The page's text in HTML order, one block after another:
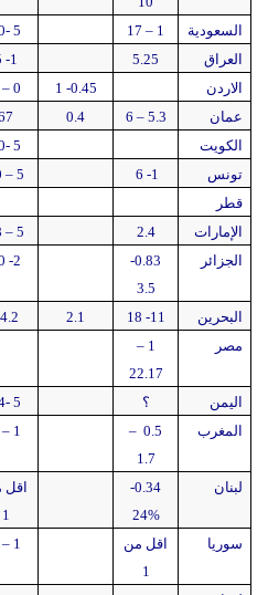
السعودية
1 – 17
5 -10
العراق
5.25
1- 5
الاردن
0.45- 1
0 – 5
عمان
5.3 – 6
0.4
الكويت
5 -10
تونس
1- 6
5 – 10
قطر
الإمارات
2.4
5 – 28
الجزائر
0.83-
3.5
2- 10
البحرين
11- 18
2.1
مصر
1 –
22.17
اليمن ؟ 5 -14
المغرب
0.5 –
1.7
1 – 5
لبنان
0.34-
24%
اقل
1
سوريا
اقل من
1
1 – 5